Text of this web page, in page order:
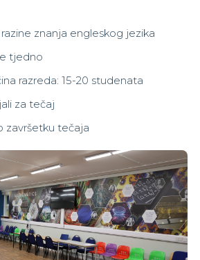
znanja engleskog jezika
tjedno
razreda: 15-20 studenata
za tečaj
završetku tečaja